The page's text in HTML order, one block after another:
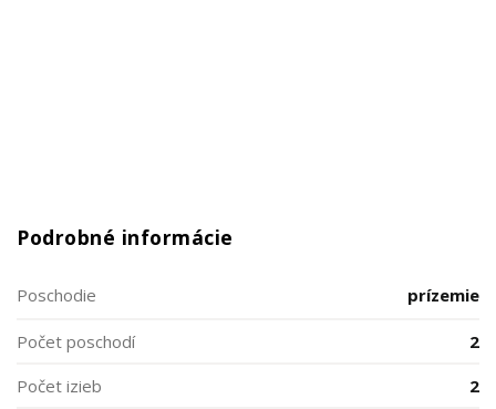
Podrobné informácie
Poschodie prízemie
Počet poschodí
2
Počet izieb
2